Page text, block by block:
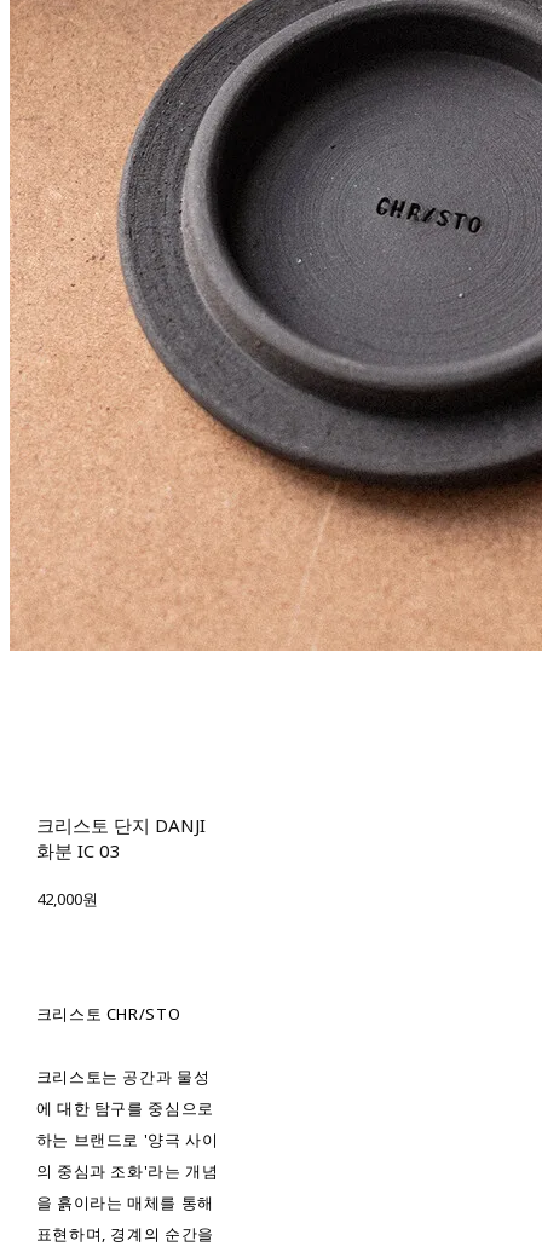
크리스토 단지 DANJI
화분 IC 03
42,000원
크리스토 CHR/STO
크리스토는 공간과 물성
에 대한 탐구를 중심으로
하는 브랜드로 '양극 사이
의 중심과 조화'라는 개념
을 흙이라는 매체를 통해
표현하며, 경계의 순간을